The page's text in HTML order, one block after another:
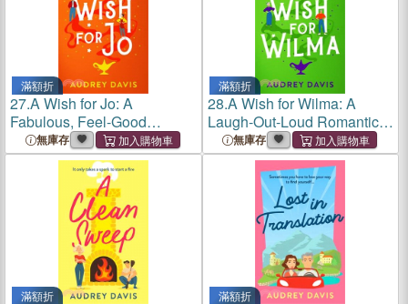
滿額折
27.A Wish for Jo: A
Fabulous, Feel-Good
Romantic Comedy with a
Hint of Magic!
無庫存
滿額折
28.A Wish for Wilma: A
Laugh-Out-Loud Romantic
Comedy about Growing Old
(Dis)Gracefully!
無庫存
滿額折 滿額折